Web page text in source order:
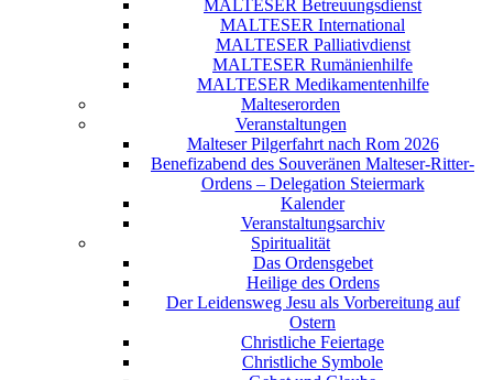
MALTESER Betreuungsdienst
MALTESER International
MALTESER Palliativdienst
MALTESER Rumänienhilfe
MALTESER Medikamentenhilfe
Malteserorden
Veranstaltungen
Malteser Pilgerfahrt nach Rom 2026
Benefizabend des Souveränen Malteser-Ritter-
Ordens – Delegation Steiermark
Kalender
Veranstaltungsarchiv
Spiritualität
Das Ordensgebet
Heilige des Ordens
Der Leidensweg Jesu als Vorbereitung auf
Ostern
Christliche Feiertage
Christliche Symbole